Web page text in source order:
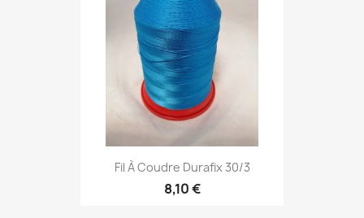
Fil À Coudre Durafix 30/3
8,10 €